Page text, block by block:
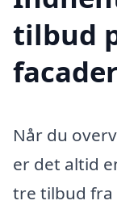
tilbud
Når du
er det altid
tre tilbud fra